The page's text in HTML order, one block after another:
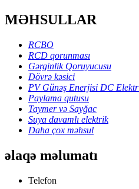
MƏHSULLAR
RCBO
RCD qorunması
Gərginlik Qoruyucusu
Dövrə kəsici
PV Günəş Enerjisi DC
Paylama qutusu
Taymer və Sayğac
Suya davamlı elektrik
Daha çox məhsul
əlaqə məlumatı
Telefon